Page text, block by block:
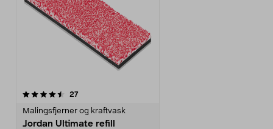
27anmeldelser
Malingsfjerner og kraftvask
Jordan Ultimate refill